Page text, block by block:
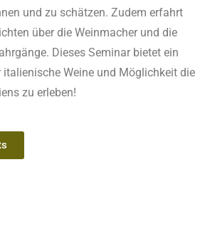
und zu schätzen. Zudem erfahrt
über die Weinmacher und die
Dieses Seminar bietet ein
Weine und Möglichkeit die
zu erleben!